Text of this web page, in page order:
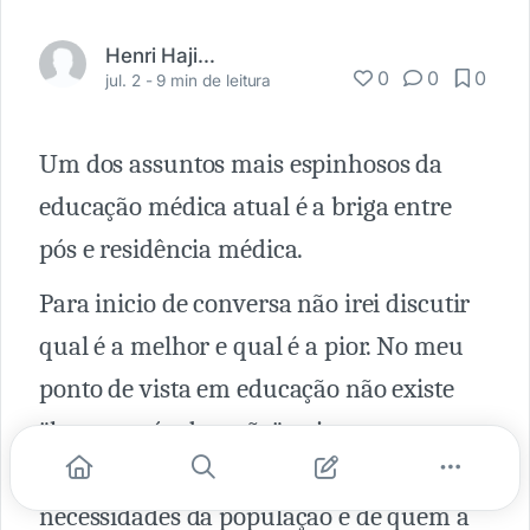
Henri Hajime Sato
jul. 2 - 9 min de leitura 0 0 0
Um dos assuntos mais espinhosos da
educação médica atual é a briga entre
pós e residência médica.
Para inicio de conversa não irei discutir
qual é a melhor e qual é a pior. No meu
ponto de vista em educação não existe
"boa ou má educação" e sim uma
educação adequada ou não às
necessidades da população e de quem a